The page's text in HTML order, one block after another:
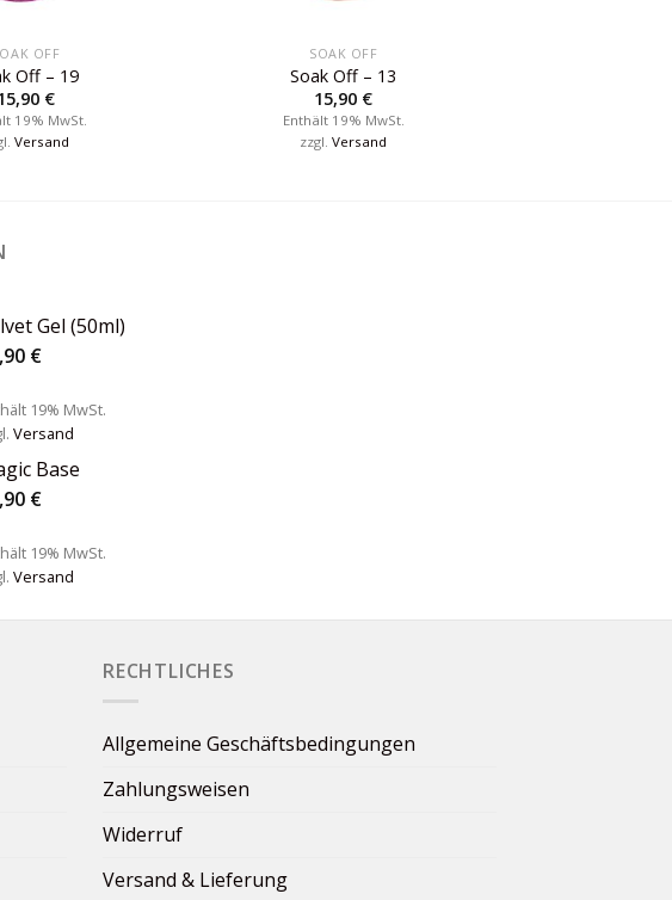
OFF
Off – 19
€
19% MwSt.
Versand
SOAK OFF
Soak Off – 13
15,90 €
Enthält 19% MwSt.
zzgl.Versand
Gel (50ml)
€
19% MwSt.
Versand
Base
€
19% MwSt.
Versand
RECHTLICHES
Allgemeine Geschäftsbedingungen
Zahlungsweisen
Widerruf
Versand & Lieferung